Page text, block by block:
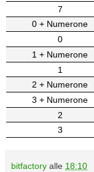
7
0 + Numerone
0
1 + Numerone
1
2 + Numerone
3 + Numerone
2
3
bitfactory alle 18:10